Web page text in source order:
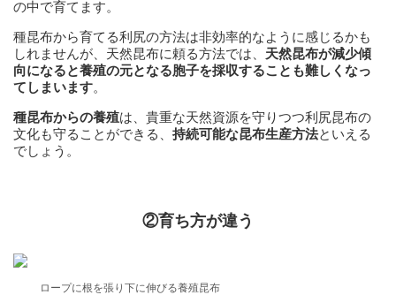
の中で育てます。
種昆布から育てる利尻の方法は非効率的なように感じるかも
しれませんが、天然昆布に頼る方法では、 天然昆布が減少傾
向になると養殖の元となる胞子を採収することも難しくなっ
てしまいます。
種昆布からの養殖は、貴重な天然資源を守りつつ利尻昆布の
文化も守ることができる、 持続可能な昆布生産方法といえる
でしょう。
②育ち方が違う
ロープに根を張り下に伸びる養殖昆布